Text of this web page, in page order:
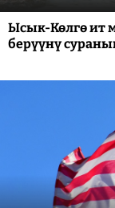
Ысык-Көлгө ит
берүүнү